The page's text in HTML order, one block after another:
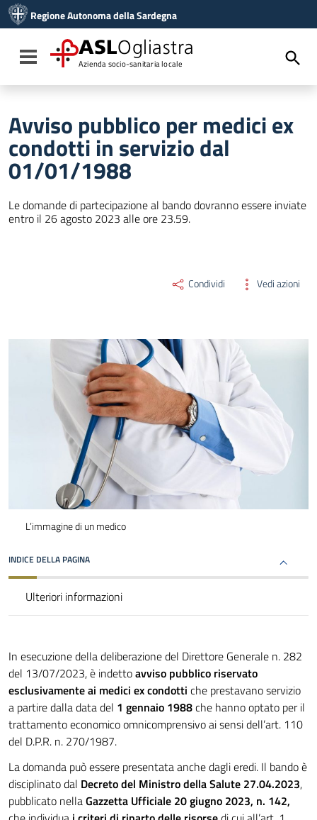
Vai al menu di navigazione
Vai al footer
Regione Autonoma della Sardegna
Toggle navigation
ASLOgliastra
Azienda socio-sanitaria locale
Avviso pubblico per medici ex
condotti in servizio dal
01/01/1988
Le domande di partecipazione al bando dovranno essere inviate
entro il 26 agosto 2023 alle ore 23.59.
Condividi Vedi azioni
L’immagine di un medico
INDICE DELLA PAGINA
Ulteriori informazioni
In esecuzione della deliberazione del Direttore Generale n. 282
del 13/07/2023, è indettoavviso pubblico riservato
esclusivamente ai medici ex condotti che prestavano servizio
a partire dalla data del 1 gennaio 1988che hanno optato per il
trattamento economico omnicomprensivo ai sensi dell’art. 110
del D.P.R. n. 270/1987.
La domanda può essere presentata anche dagli eredi. Il bando è
disciplinato dal Decreto del Ministro della Salute 27.04.2023,
pubblicato nellaGazzetta Ufficiale 20 giugno 2023, n. 142,